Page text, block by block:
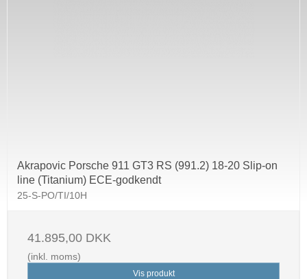
Akrapovic Porsche 911 GT3 RS (991.2) 18-20 Slip-on
line (Titanium) ECE-godkendt
25-S-PO/TI/10H
41.895,00 DKK
(inkl. moms)
Vis produkt